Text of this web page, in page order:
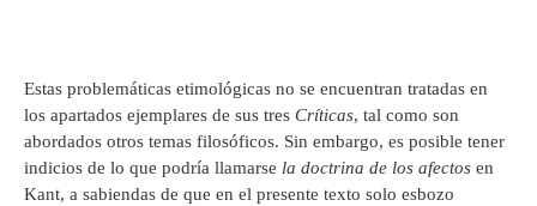
Estas problemáticas etimológicas no se encuentran tratadas en
los apartados ejemplares de sus tres Críticas, tal como son
abordados otros temas filosóficos. Sin embargo, es posible tener
indicios de lo que podría llamarse la doctrina de los afectos en
Kant, a sabiendas de que en el presente texto solo esbozo